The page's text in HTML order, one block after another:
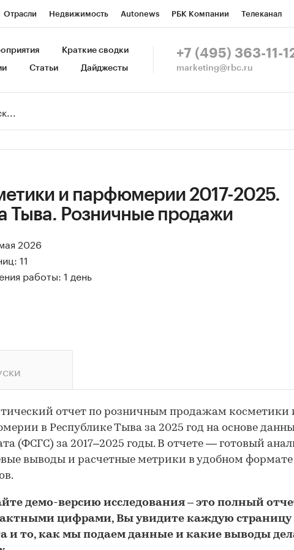
Отрасли Недвижимость Autonews РБК Компании Телеканал
Спецпроекты СПб Конференции СПб Спецпроекты
Краткие сводки
Статьи Дайджесты
+7 (495) 363-11-
marketing@rbc.ru
и парфюмерии 2017-2025.
Тыва. Розничные продажи
2026
11
работы: 1 день
отчет по розничным продажам косметики
в Республике Тыва за 2025 год на основе
(ФСГС) за 2017–2025 годы. В отчете — готовый
выводы и расчетные метрики в удобном формате
демо-версию исследования – это полный
цифрами, Вы увидите каждую страницу
и то, как мы подаем данные и какие выводы